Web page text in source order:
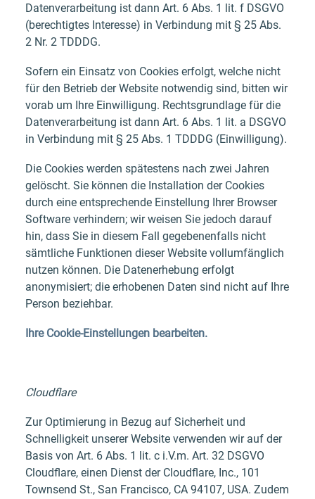
Datenverarbeitung ist dann Art. 6 Abs. 1 lit. f DSGVO
(berechtigtes Interesse) in Verbindung mit § 25 Abs.
2 Nr. 2 TDDDG.
Sofern ein Einsatz von Cookies erfolgt, welche nicht
für den Betrieb der Website notwendig sind, bitten wir
vorab um Ihre Einwilligung. Rechtsgrundlage für die
Datenverarbeitung ist dann Art. 6 Abs. 1 lit. a DSGVO
in Verbindung mit § 25 Abs. 1 TDDDG (Einwilligung).
Die Cookies werden spätestens nach zwei Jahren
gelöscht. Sie können die Installation der Cookies
durch eine entsprechende Einstellung Ihrer Browser
Software verhindern; wir weisen Sie jedoch darauf
hin, dass Sie in diesem Fall gegebenenfalls nicht
sämtliche Funktionen dieser Website vollumfänglich
nutzen können. Die Datenerhebung erfolgt
anonymisiert; die erhobenen Daten sind nicht auf Ihre
Person beziehbar.
Ihre Cookie-Einstellungen bearbeiten.
Cloudflare
Zur Optimierung in Bezug auf Sicherheit und
Schnelligkeit unserer Website verwenden wir auf der
Basis von Art. 6 Abs. 1 lit. c i.V.m. Art. 32 DSGVO
Cloudflare, einen Dienst der Cloudflare, Inc., 101
Townsend St., San Francisco, CA 94107, USA. Zudem